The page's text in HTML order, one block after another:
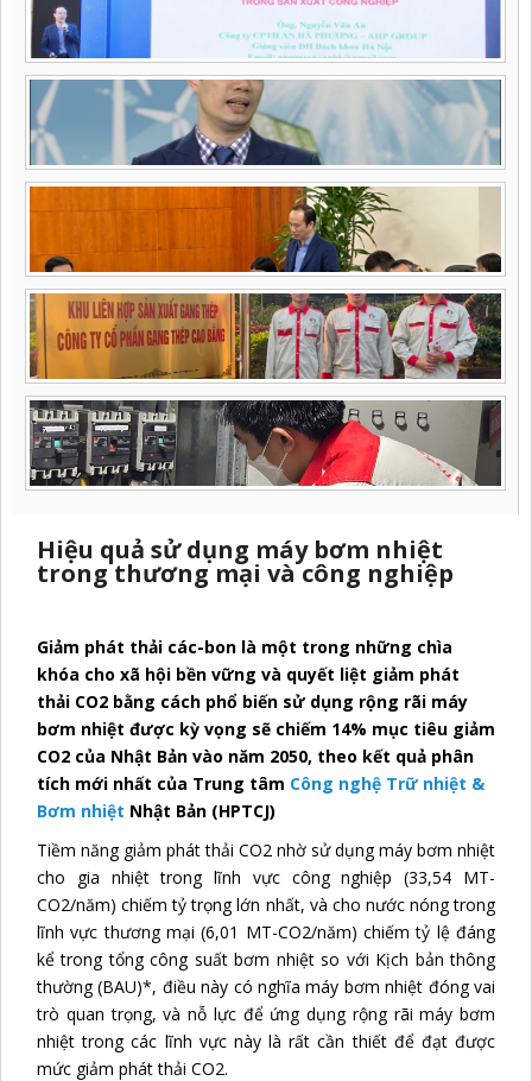
Hiệu quả sử dụng máy bơm nhiệt
trong thương mại và công nghiệp
Giảm phát thải các-bon là một trong những chìa
khóa cho xã hội bền vững và quyết liệt giảm phát
thải CO2 bằng cách phổ biến sử dụng rộng rãi máy
bơm nhiệt được kỳ vọng sẽ chiếm 14% mục tiêu giảm
CO2 của Nhật Bản vào năm 2050, theo kết quả phân
tích mới nhất của Trung tâm Công nghệ Trữ nhiệt &
Bơm nhiệt Nhật Bản (HPTCJ)
Tiềm năng giảm phát thải CO2 nhờ sử dụng máy bơm nhiệt
cho gia nhiệt trong lĩnh vực công nghiệp (33,54 MT-
CO2/năm) chiếm tỷ trọng lớn nhất, và cho nước nóng trong
lĩnh vực thương mại (6,01 MT-CO2/năm) chiếm tỷ lệ đáng
kể trong tổng công suất bơm nhiệt so với Kịch bản thông
thường (BAU)*, điều này có nghĩa máy bơm nhiệt đóng vai
trò quan trọng, và nỗ lực để ứng dụng rộng rãi máy bơm
nhiệt trong các lĩnh vực này là rất cần thiết để đạt được
mức giảm phát thải CO2.